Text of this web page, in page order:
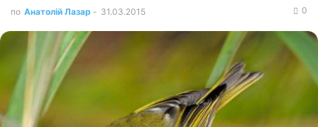
по Анатолій Лазар - 31.03.2015 0